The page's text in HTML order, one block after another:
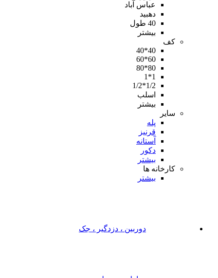
عباس آباد
دهبید
40 طول
بیشتر
کف
40*40
60*60
80*80
1*1
1/2*1/2
اسلب
بیشتر
سایر
پله
قرنیز
آستانه
دکور
بیشتر
کارخانه ها
بیشتر
دوربین ، دزدگیر ، جک